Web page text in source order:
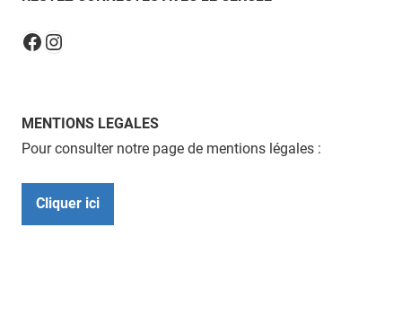
Facebook
Instagram
MENTIONS LEGALES
Pour consulter notre page de mentions légales :
Cliquer ici